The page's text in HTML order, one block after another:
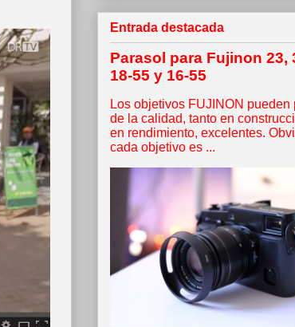
Entrada destacada
Parasol para Fujinon 23,
18-55 y 16-55
Los objetivos FUJINON pueden
de la calidad, tanto en
en rendimiento, excelentes.
cada objetivo es ...